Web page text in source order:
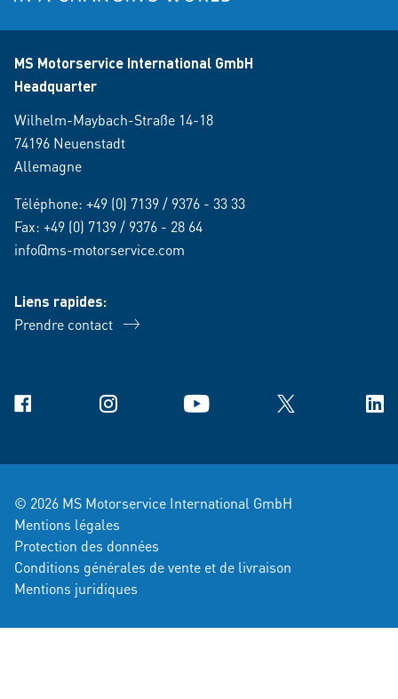
MS Motorservice International GmbH
Headquarter
Wilhelm-Maybach-Straße 14-18
74196 Neuenstadt
Allemagne
Téléphone: +49 (0) 7139 / 9376 - 33 33
Fax: +49 (0) 7139 / 9376 - 28 64
info@ms-motorservice.com
Liens rapides:
Prendre contact
Facebook Instagram YouTube X
© 2026 MS Motorservice International GmbH
Mentions légales
Protection des données
Conditions générales de vente et de livraison
Mentions juridiques